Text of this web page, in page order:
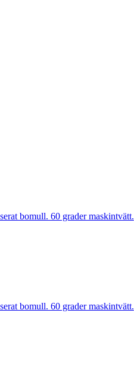
bomull. 60 grader maskintvätt.
bomull. 60 grader maskintvätt.